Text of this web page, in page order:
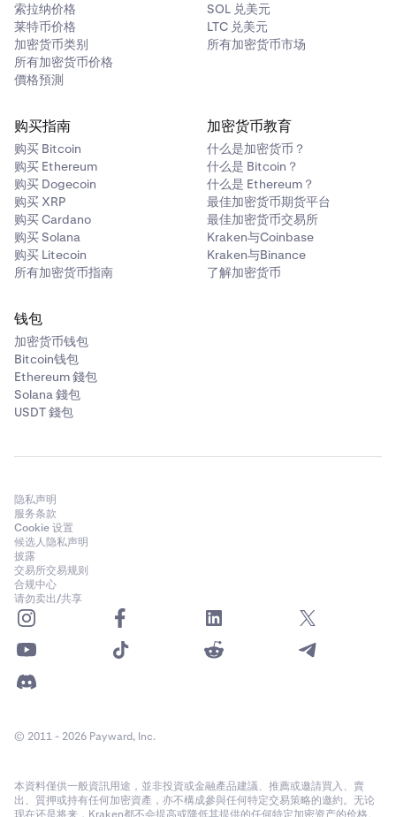
索拉纳价格
莱特币价格
加密货币类别
所有加密货币价格
價格預測
SOL 兑美元
LTC 兑美元
所有加密货币市场
购买指南
购买 Bitcoin
购买 Ethereum
购买 Dogecoin
购买 XRP
购买 Cardano
购买 Solana
购买 Litecoin
所有加密货币指南
加密货币教育
什么是加密货币？
什么是 Bitcoin？
什么是 Ethereum？
最佳加密货币期货平台
最佳加密货币交易所
Kraken与Coinbase
Kraken与Binance
了解加密货币
钱包
加密货币钱包
Bitcoin钱包
Ethereum 錢包
Solana 錢包
USDT 錢包
隐私声明
服务条款
Cookie 设置
候选人隐私声明
披露
交易所交易规则
合规中心
请勿卖出/共享
© 2011 - 2026 Payward, Inc.
本資料僅供一般資訊用途，並非投資或金融產品建議、推薦或邀請買入、賣
出、質押或持有任何加密資產，亦不構成參與任何特定交易策略的邀約。无论